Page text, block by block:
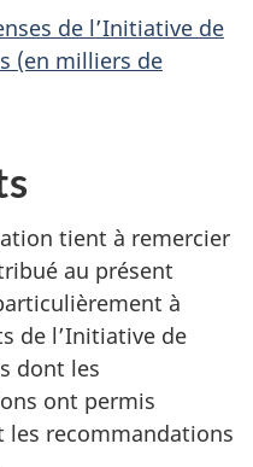
de l’Initiative de
(en milliers de
tient à remercier
au présent
à
de l’Initiative de
dont les
ont permis
les recommandations